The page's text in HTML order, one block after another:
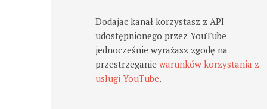
Dodajac kanał korzystasz z API
udostępnionego przez YouTube
jednocześnie wyrażasz zgodę na
przestrzeganiewarunków korzystania z
usługi YouTube.